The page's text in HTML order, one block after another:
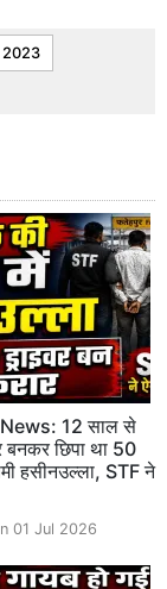
2023
12 साल से
बनकर छिपा था 50
हसीनउल्ला, STF ने
01 Jul 2026